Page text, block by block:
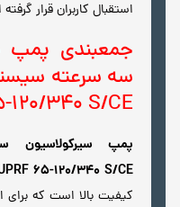
استقبال کاربران قرار
جمعبندی پمپ
120/340 S/CE:
پمپ
65-120/340 S/CE
کیفیت بالا است که